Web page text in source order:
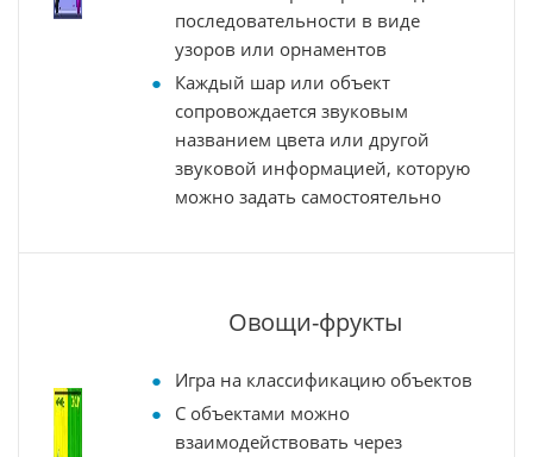
последовательности в виде
узоров или орнаментов
Каждый шар или объект
сопровождается звуковым
названием цвета или другой
звуковой информацией, которую
можно задать самостоятельно
Овощи-фрукты
Игра на классификацию объектов
С объектами можно
взаимодействовать через